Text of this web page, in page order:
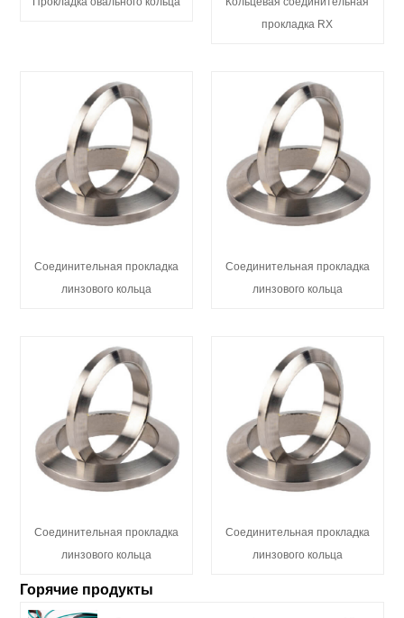
прокладка RX
Соединительная прокладка
линзового кольца
Соединительная прокладка
линзового кольца
Соединительная прокладка
линзового кольца
Соединительная прокладка
линзового кольца
Горячие продукты